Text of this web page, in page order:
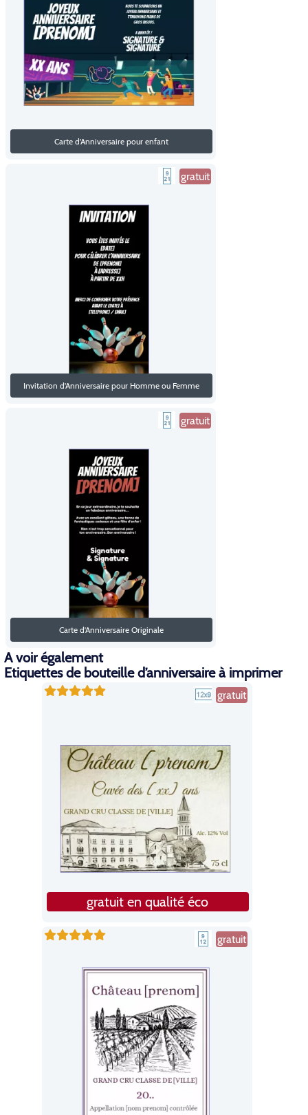
Carte d'Anniversaire pour enfant
gratuit
Invitation d'Anniversaire pour Homme ou Femme
gratuit
Carte d'Anniversaire Originale
A voir également
Etiquettes de bouteille d’anniversaire à imprimer
gratuit
gratuit en qualité éco
gratuit